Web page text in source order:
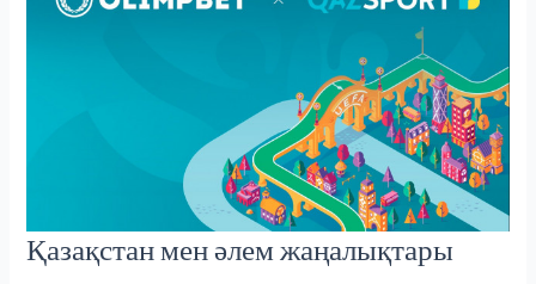
Қазақстан мен әлем жаңалықтары